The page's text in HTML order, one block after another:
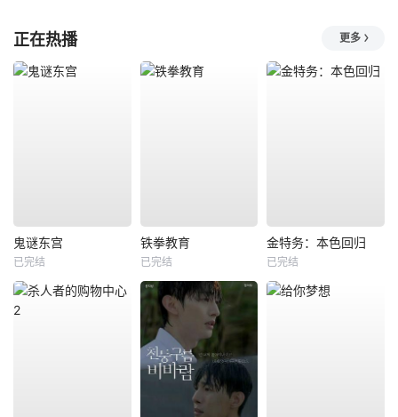
正在热播 更多
鬼谜东宫
已完结
铁拳教育
已完结
金特务：本色回归
已完结